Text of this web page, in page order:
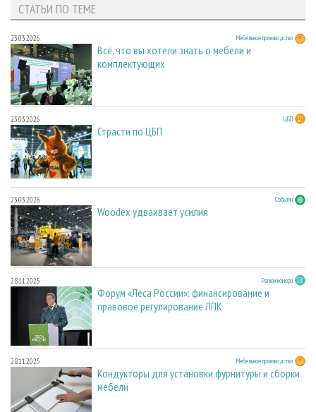
СТАТЬИ ПО ТЕМЕ
23.03.2026 Мебельное производство
Всё, что вы хотели знать о мебели и
комплектующих
23.03.2026 ЦБП
Страсти по ЦБП
23.03.2026 События
Woodex удваивает усилия
28.11.2025 Регион номера
Форум «Леса России»: финансирование и
правовое регулирование ЛПК
28.11.2025 Мебельное производство
Кондукторы для установки фурнитуры и сборки
мебели